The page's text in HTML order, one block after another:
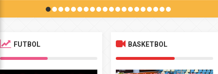
FUTBOL BASKETBOL